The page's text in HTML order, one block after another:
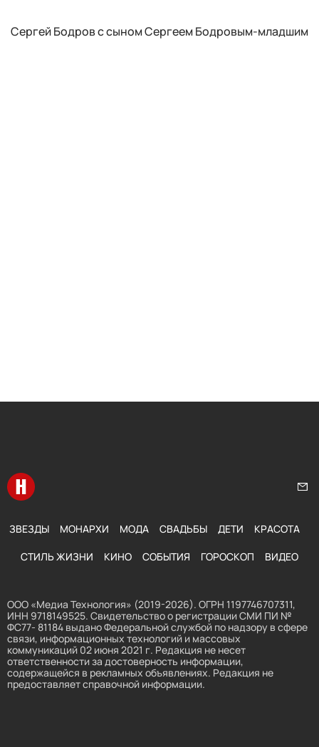
Сергей Бодров с сыном Сергеем Бодровым-младшим
Перейти на главную
ЗВЕЗДЫ МОНАРХИ МОДА СВАДЬБЫ ДЕТИ КРАСОТА
СТИЛЬ ЖИЗНИ КИНО СОБЫТИЯ ГОРОСКОП ВИДЕО
ООО «Медиа Технология» (2019-2026). ОГРН 1197746707311,
ИНН 9718149525. Свидетельство о регистрации СМИ ПИ №
ФС77- 81184 выдано Федеральной службой по надзору в сфере
связи, информационных технологий и массовых
коммуникаций 02 июня 2021 г. Редакция не несет
ответственности за достоверность информации,
содержащейся в рекламных объявлениях. Редакция не
предоставляет справочной информации.